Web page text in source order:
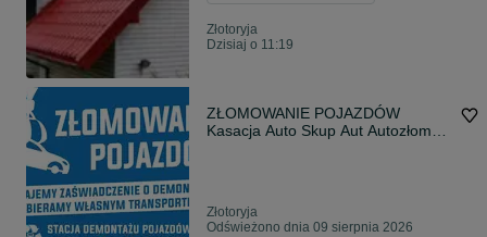
Złotoryja
Dzisiaj o 11:19
ZŁOMOWANIE POJAZDÓW
Kasacja Auto Skup Aut Autozłom
Złotoryja
Odświeżono dnia 09 sierpnia 2026